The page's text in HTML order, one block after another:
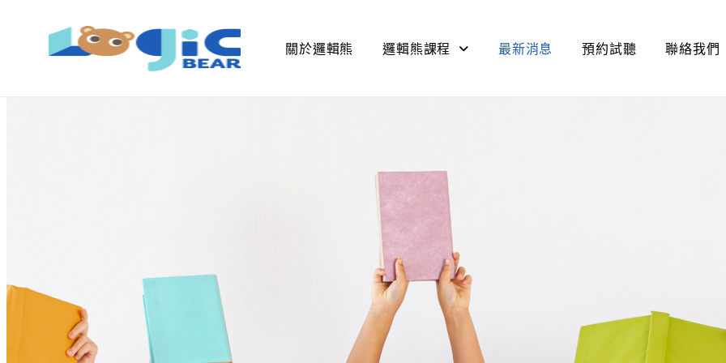
關於邏輯熊 邏輯熊課程 最新消息 預約試聽 聯絡我們